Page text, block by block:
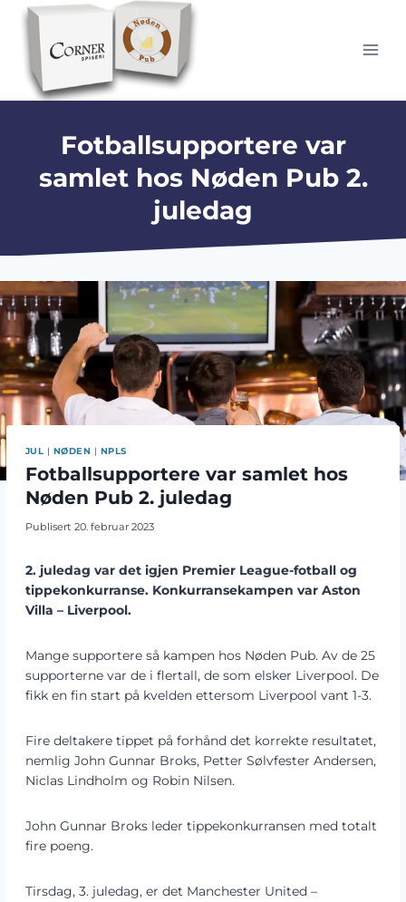
Skip
content
Fotballsupportere var
samlet hos Nøden Pub 2.
juledag
JUL | NØDEN | NPLS
Fotballsupportere var samlet hos
Nøden Pub 2. juledag
Publisert 20. februar 2023
2. juledag var det igjen Premier League-fotball og
tippekonkurranse. Konkurransekampen var Aston
Villa – Liverpool.
Mange supportere så kampen hos Nøden Pub. Av de 25
supporterne var de i flertall, de som elsker Liverpool. De
fikk en fin start på kvelden ettersom Liverpool vant 1-3.
Fire deltakere tippet på forhånd det korrekte resultatet,
nemlig John Gunnar Broks, Petter Sølvfester Andersen,
Niclas Lindholm og Robin Nilsen.
John Gunnar Broks leder tippekonkurransen med totalt
fire poeng.
Tirsdag, 3. juledag, er det Manchester United –